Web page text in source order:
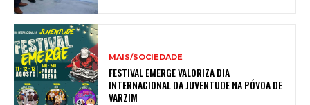
MAIS/SOCIEDADE
FESTIVAL EMERGE VALORIZA DIA
INTERNACIONAL DA JUVENTUDE NA PÓVOA DE
VARZIM